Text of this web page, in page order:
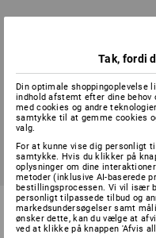
ABEBA OB slippers Tahiti
2 farver
Tak, fordi
Din optimale shoppingoplevelse
indhold afstemt efter dine behov
med cookies og andre
samtykke til at gemme cookies
valg.
For at kunne vise dig personligt
samtykke. Hvis du klikker på
oplysninger om dine
metoder (inklusive AI-baserede
bestillingsprocessen. Vi vil især
personligt tilpassede tilbud og
markedsundersøgelser samt
ønsker dette, kan du vælge at
ved at klikke på knappen 'Afvis